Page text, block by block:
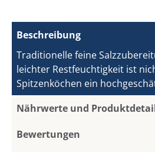
Beschreibung
Traditionelle feine
leichter Restfeuchtigkeit ist
Spitzenköchen ein
Nährwerte und
Bewertungen